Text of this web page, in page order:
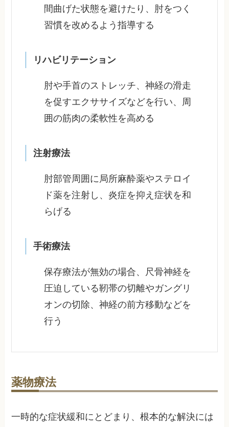
間曲げた状態を避けたり、肘をつく
習慣を改めるよう指導する
リハビリテーション
肘や手首のストレッチ、神経の滑走
を促すエクササイズなどを行い、周
囲の筋肉の柔軟性を高める
注射療法
肘部管周囲に局所麻酔薬やステロイ
ド薬を注射し、炎症を抑え症状を和
らげる
手術療法
保存療法が無効の場合、尺骨神経を
圧迫している靭帯の切離やガングリ
オンの切除、神経の前方移動などを
行う
薬物療法
一時的な症状緩和にとどまり、根本的な解決には